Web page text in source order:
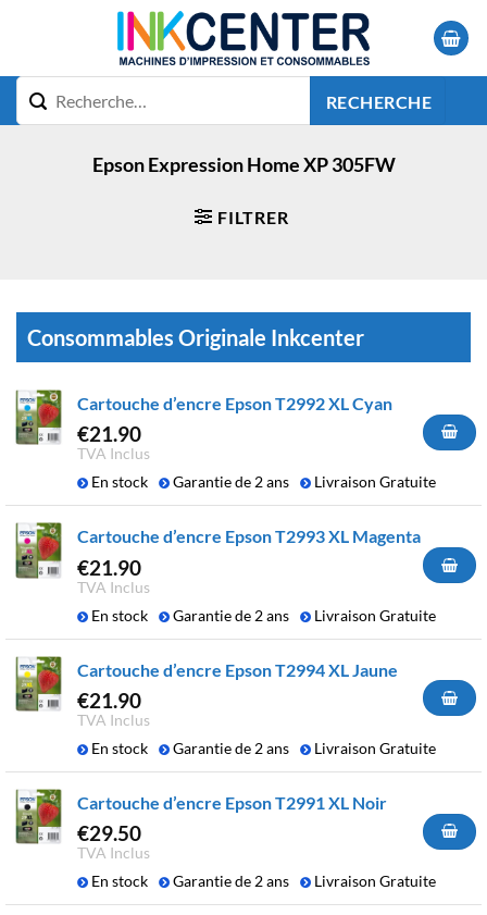
RECHERCHE
Epson Expression Home XP 305FW
FILTRER
Consommables Originale Inkcenter
Cartouche d’encre Epson T2992 XL Cyan
€21.90
TVA Inclus
En stock
Garantie de 2 ans Livraison Gratuite
Cartouche d’encre Epson T2993 XL Magenta
€21.90
TVA Inclus
En stock
Garantie de 2 ans Livraison Gratuite
Cartouche d’encre Epson T2994 XL Jaune
€21.90
TVA Inclus
En stock
Garantie de 2 ans Livraison Gratuite
Cartouche d’encre Epson T2991 XL Noir
€29.50
TVA Inclus
En stock
Garantie de 2 ans Livraison Gratuite